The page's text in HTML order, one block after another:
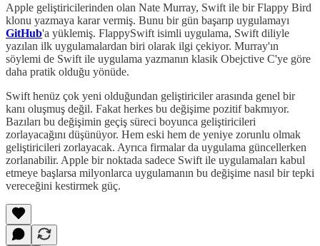
Apple geliştiricilerinden olan Nate Murray, Swift ile bir Flappy Bird
klonu yazmaya karar vermiş. Bunu bir gün başarıp uygulamayı
GitHub'a yüklemiş. FlappySwift isimli uygulama, Swift diliyle
yazılan ilk uygulamalardan biri olarak ilgi çekiyor. Murray'ın
söylemi de Swift ile uygulama yazmanın klasik Obejctive C'ye göre
daha pratik olduğu yönüde.
Swift henüz çok yeni olduğundan geliştiriciler arasında genel bir
kanı oluşmuş değil. Fakat herkes bu değişime pozitif bakmıyor.
Bazıları bu değişimin geçiş süreci boyunca geliştiricileri
zorlayacağını düşünüyor. Hem eski hem de yeniye zorunlu olmak
geliştiricileri zorlayacak. Ayrıca firmalar da uygulama güncellerken
zorlanabilir. Apple bir noktada sadece Swift ile uygulamaları kabul
etmeye başlarsa milyonlarca uygulamanın bu değişime nasıl bir tepki
vereceğini kestirmek güç.